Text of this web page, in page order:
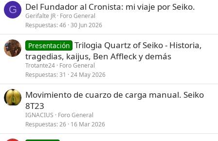
G Del Fundador al Cronista: mi viaje por Seiko.
Gerifalte JR Foro General
Respuestas 46 30 Jun 2026
Presentación Trilogia Quartz of Seiko - Historia,
tragedias, kaijus, Ben Affleck y demás
Trotante24 Foro General
Respuestas 31 24 May 2026
Movimiento de cuarzo de carga manual. Seiko
8T23
IGNACIUS
Foro General
Respuestas 26 16 Mar 2026